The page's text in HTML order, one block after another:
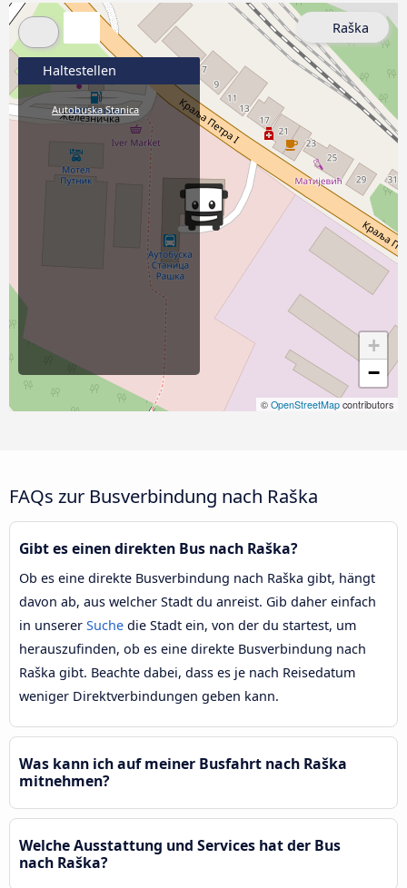
+
−
© OpenStreetMap contributors
Haltestellen
Autobuska Stanica
Raška
FAQs zur Busverbindung nach Raška
Gibt es einen direkten Bus nach Raška?
Ob es eine direkte Busverbindung nach Raška gibt, hängt
davon ab, aus welcher Stadt du anreist. Gib daher einfach
in unserer Suche die Stadt ein, von der du startest, um
herauszufinden, ob es eine direkte Busverbindung nach
Raška gibt. Beachte dabei, dass es je nach Reisedatum
weniger Direktverbindungen geben kann.
Was kann ich auf meiner Busfahrt nach Raška
mitnehmen?
Welche Ausstattung und Services hat der Bus
nach Raška?